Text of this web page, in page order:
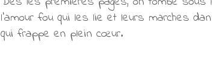
l'amour fou qui les lie et leurs marches
qui frappe en plein cœur.